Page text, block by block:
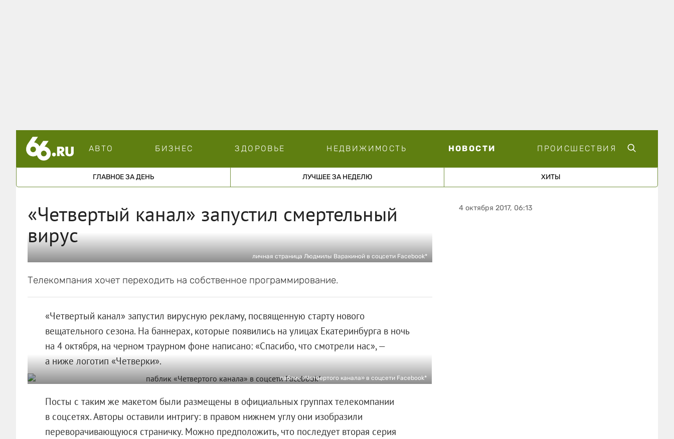
АВТО БИЗНЕС ЗДОРОВЬЕ НЕДВИЖИМОСТЬ НОВОСТИ ПРОИСШЕСТВИЯ
ГЛАВНОЕ ЗА ДЕНЬ ЛУЧШЕЕ ЗА НЕДЕЛЮ ХИТЫ
«Четвертый канал» запустил смертельный
вирус
личная страница Людмилы Варакиной в соцсети Facebook*
Телекомпания хочет переходить на собственное программирование.
«Четвертый канал» запустил вирусную рекламу, посвященную старту нового
вещательного сезона. На баннерах, которые появились на улицах Екатеринбурга в ночь
на 4 октября, на черном траурном фоне написано: «Спасибо, что смотрели нас», —
а ниже логотип «Четверки».
паблик «Четвертого канала» в соцсети Facebook*
Посты с таким же макетом были размещены в официальных группах телекомпании
в соцсетях. Авторы оставили интригу: в правом нижнем углу они изобразили
переворачивающуюся страничку. Можно предположить, что последует вторая серия
4 октября 2017, 06:13